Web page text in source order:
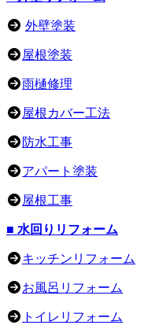
外壁塗装
屋根塗装
雨樋修理
屋根カバー工法
防水工事
アパート塗装
屋根工事
■ 水回りリフォーム
キッチンリフォーム
お風呂リフォーム
トイレリフォーム